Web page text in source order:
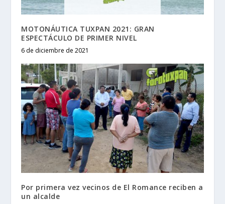
MOTONÁUTICA TUXPAN 2021: GRAN
ESPECTÁCULO DE PRIMER NIVEL
6 de diciembre de 2021
Por primera vez vecinos de El Romance reciben a
un alcalde